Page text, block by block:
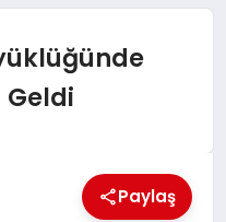
Paylaş